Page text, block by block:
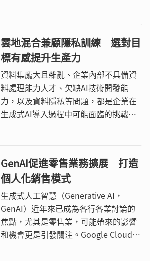
雲地混合兼顧隱私訓練 選對目
標有感提升生產力
資料集龐大且雜亂、企業內部不具備資
料處理能力人才、欠缺AI技術開發能
力，以及資料隱私等問題，都是企業在
生成式AI導入過程中可能面臨的挑戰，
GenAI促進零售業務擴展 打造
個人化銷售模式
生成式人工智慧（Generative AI，
GenAI）近年來已成為各行各業討論的
焦點，尤其是零售業，可能帶來的影響
和機會更是引發關注。Google Cloud台